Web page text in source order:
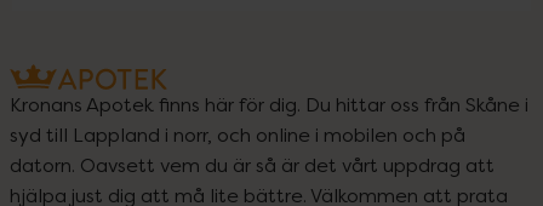
Kronans Apotek finns här för dig. Du hittar oss från Skåne i
syd till Lappland i norr, och online i mobilen och på
datorn. Oavsett vem du är så är det vårt uppdrag att
hjälpa just dig att må lite bättre. Välkommen att prata